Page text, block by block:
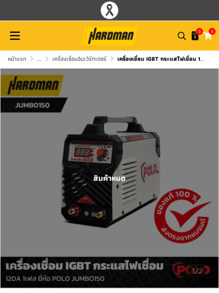
0 0
หน้าแรก ... เครื่องเชื่อมอินเวิร์ทเตอร์ เครื่องเชื่อม IGBT กระแสไฟเชื่อม 120A 1เฟส POLO JUMBO150
1/2
สินค้าหมด